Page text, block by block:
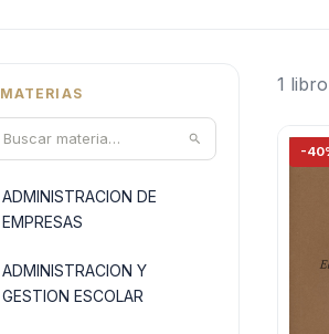
MATERIAS
ADMINISTRACION DE
EMPRESAS
ADMINISTRACION Y
GESTION ESCOLAR
1 libro
-